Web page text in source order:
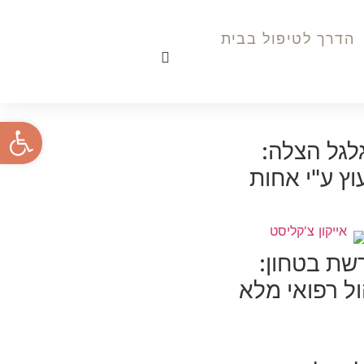
הדרך לטיפול בבית
הצלה:
ע"י אחות
בטחון:
רפואי מלא
פתח